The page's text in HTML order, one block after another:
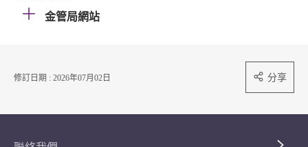
金管局網站
修訂日期 : 2026年07月02日 分享